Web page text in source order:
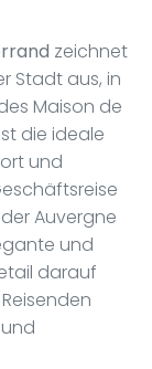
zeichnet
Stadt aus, in
Maison de
die ideale
und
Auvergne
und
darauf